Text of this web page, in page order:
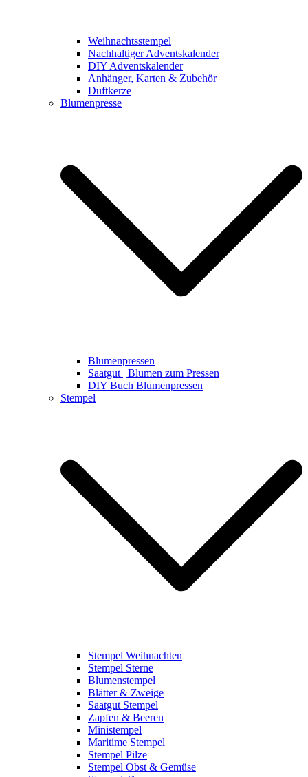
Weihnachtsstempel
Nachhaltiger Adventskalender
DIY Adventskalender
Anhänger, Karten & Zubehör
Duftkerze
Blumenpresse
Blumenpressen
Saatgut | Blumen zum Pressen
DIY Buch Blumenpressen
Stempel
Stempel Weihnachten
Stempel Sterne
Blumenstempel
Blätter & Zweige
Saatgut Stempel
Zapfen & Beeren
Ministempel
Maritime Stempel
Stempel Pilze
Stempel Obst & Gemüse